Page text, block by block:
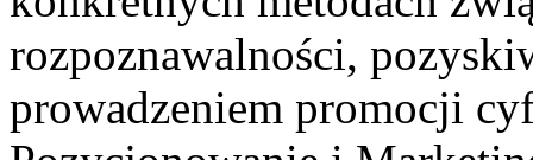
rozpoznawalności,
prowadzeniem promocji